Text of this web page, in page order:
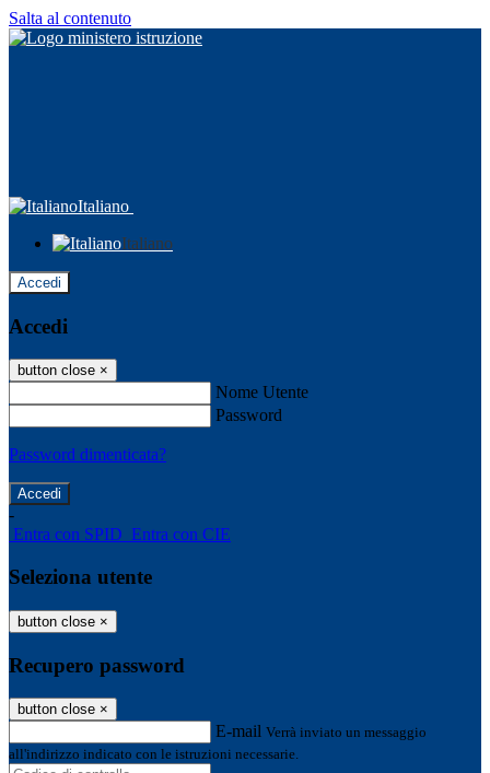
Salta al contenuto
Italiano
Italiano
Accedi
Accedi
button close ×
Nome Utente
Password
Password dimenticata?
-
Entra con SPID Entra con CIE
Seleziona utente
button close ×
Recupero password
button close ×
E-mail Verrà inviato un messaggio
all'indirizzo indicato con le istruzioni necessarie.